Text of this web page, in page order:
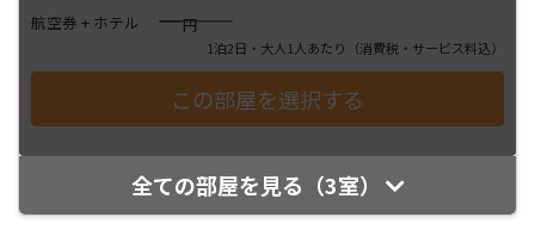
航空券 + ホテル ――――円
1泊2日・大人1人あたり （消費税・サービス料込）
全ての部屋を見る（3室）